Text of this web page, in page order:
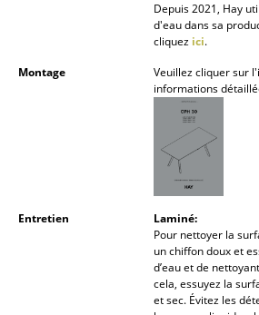
Lits simples
Tables de chevet et Accessoires
... voir tous les lits
Depuis 2021, Hay
d'eau dans sa
cliquez ici.
Montage
Veuillez cliquer sur
informations
Entretien
Laminé:
Pour nettoyer la
un chiffon doux et
d’eau et de
cela, essuyez la
et sec. Évitez les